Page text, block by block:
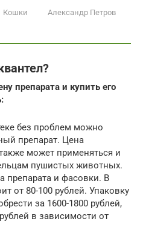
Кошки Александр Петров
препарата и купить его
без проблем можно
препарат. Цена
может применяться и
пушистых животных.
препарата и фасовки. В
от 80-100 рублей. Упаковку
за 1600-1800 рублей,
в зависимости от